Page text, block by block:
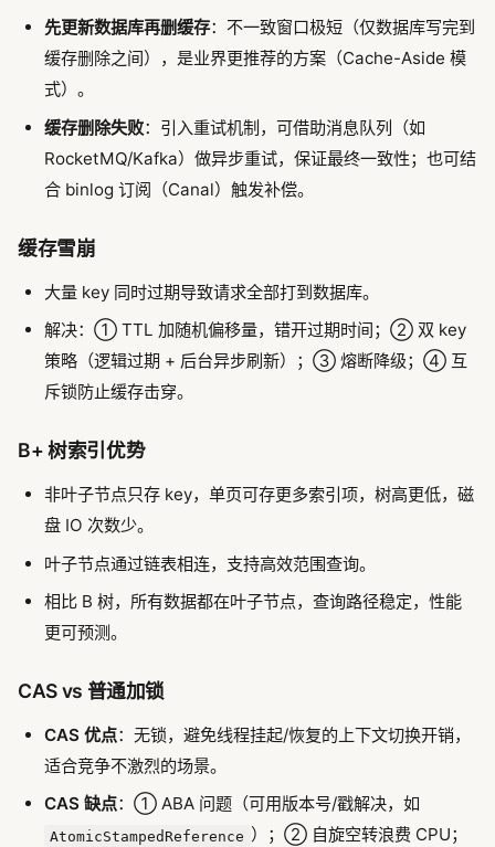
先更新数据库再删缓存：不一致窗口极短（仅数据库写完到
缓存删除之间），是业界更推荐的方案（Cache-Aside 模
式）。
缓存删除失败：引入重试机制，可借助消息队列（如
RocketMQ/Kafka）做异步重试，保证最终一致性；也可结
合 binlog 订阅（Canal）触发补偿。
缓存雪崩
大量 key 同时过期导致请求全部打到数据库。
解决：① TTL 加随机偏移量，错开过期时间；② 双 key
策略（逻辑过期 + 后台异步刷新）；③ 熔断降级；④ 互
斥锁防止缓存击穿。
B+ 树索引优势
非叶子节点只存 key，单页可存更多索引项，树高更低，磁
盘 IO 次数少。
叶子节点通过链表相连，支持高效范围查询。
相比 B 树，所有数据都在叶子节点，查询路径稳定，性能
更可预测。
CAS vs 普通加锁
CAS 优点：无锁，避免线程挂起/恢复的上下文切换开销，
适合竞争不激烈的场景。
CAS 缺点：① ABA 问题（可用版本号/戳解决，如
AtomicStampedReference ）；② 自旋空转浪费 CPU；